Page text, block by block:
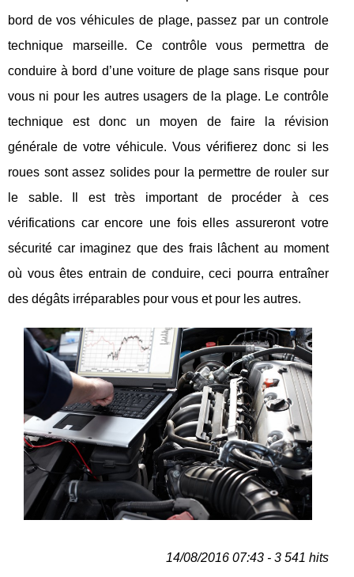
bord de vos véhicules de plage, passez par un controle
technique marseille. Ce contrôle vous permettra de
conduire à bord d’une voiture de plage sans risque pour
vous ni pour les autres usagers de la plage. Le contrôle
technique est donc un moyen de faire la révision
générale de votre véhicule. Vous vérifierez donc si les
roues sont assez solides pour la permettre de rouler sur
le sable. Il est très important de procéder à ces
vérifications car encore une fois elles assureront votre
sécurité car imaginez que des frais lâchent au moment
où vous êtes entrain de conduire, ceci pourra entraîner
des dégâts irréparables pour vous et pour les autres.
14/08/2016 07:43 - 3 541 hits